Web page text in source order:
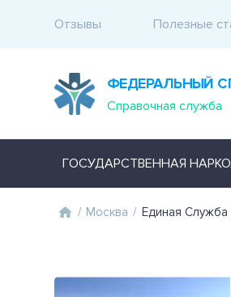
Отзывы Полезные
ФЕДЕРАЛЬНЫЙ
Справочная служба
ГОСУДАРСТВЕННАЯ
/ Москва / Единая